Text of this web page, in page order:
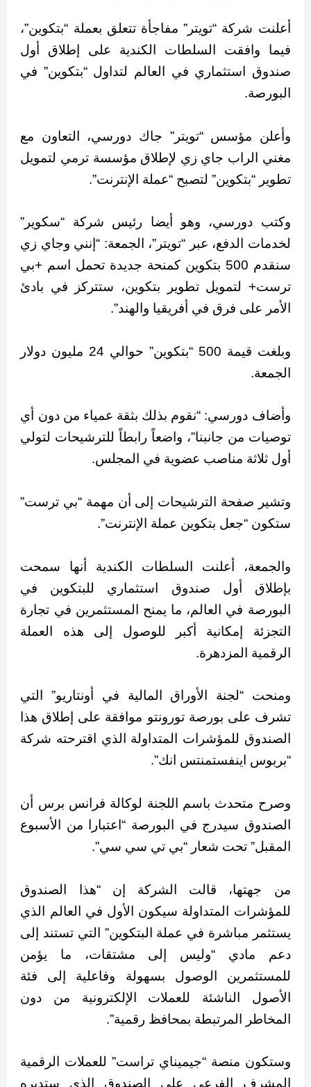
أعلنت شركة “تويتر” مفاجأة تتعلق بعملة “بتكوين”،
فيما وافقت السلطات الكندية على إطلاق أول
صندوق استثماري في العالم لتداول “بتكوين” في
البورصة.
وأعلن مؤسس “تويتر” جاك دورسي، التعاون مع
مغني الراب جاي زي لإطلاق مؤسسة ترمي لتمويل
تطوير “بتكوين” لتصبح “عملة الإنترنت”.
وكتب دورسي، وهو أيضا رئيس شركة “سكوير”
لخدمات الدفع، عبر “تويتر”، الجمعة: “إنني وجاي زي
سنقدم 500 بتكوين كمنحة جديدة تحمل اسم +بي
ترست+ لتمويل تطوير بتكوين، ستتركز في بادئ
الأمر على فرق في أفريقيا والهند”.
وبلغت قيمة 500 “بتكوين” حوالي 24 مليون دولار
الجمعة.
وأضاف دورسي: “نقوم بذلك بثقة عمياء من دون أي
توصيات من جانبنا”، واضعاً رابطاً للترشيحات لتولي
أول ثلاثة مناصب عضوية في المجلس.
وتشير صفحة الترشيحات إلى أن مهمة “بي ترست”
ستكون “جعل بتكوين عملة الإنترنت”.
والجمعة، أعلنت السلطات الكندية أنها سمحت
بإطلاق أول صندوق استثماري للبتكوين في
البورصة في العالم، ما يمنح المستثمرين في تجارة
التجزئة إمكانية أكبر للوصول إلى هذه العملة
الرقمية المزدهرة.
ومنحت “لجنة الأوراق المالية في أونتاريو” التي
تشرف على بورصة تورونتو موافقة على إطلاق هذا
الصندوق للمؤشرات المتداولة الذي اقترحته شركة
“بربوس اينفستمنتس انك”.
وصرح متحدث باسم اللجنة لوكالة فرانس برس أن
الصندوق سيدرج في البورصة “اعتبارا من الأسبوع
المقبل” تحت شعار “بي تي سي سي”.
من جهتها، قالت الشركة إن “هذا الصندوق
للمؤشرات المتداولة سيكون الأول في العالم الذي
يستثمر مباشرة في عملة البتكوين” التي تستند إلى
دعم مادي “وليس إلى مشتقات، ما يؤمن
للمستثمرين الوصول بسهولة وفاعلية إلى فئة
الأصول الناشئة للعملات الإلكترونية من دون
المخاطر المرتبطة بمحافظ رقمية”.
وستكون منصة “جيميناي تراست” للعملات الرقمية
المشرف الفرعي على الصندوق الذي ستديره